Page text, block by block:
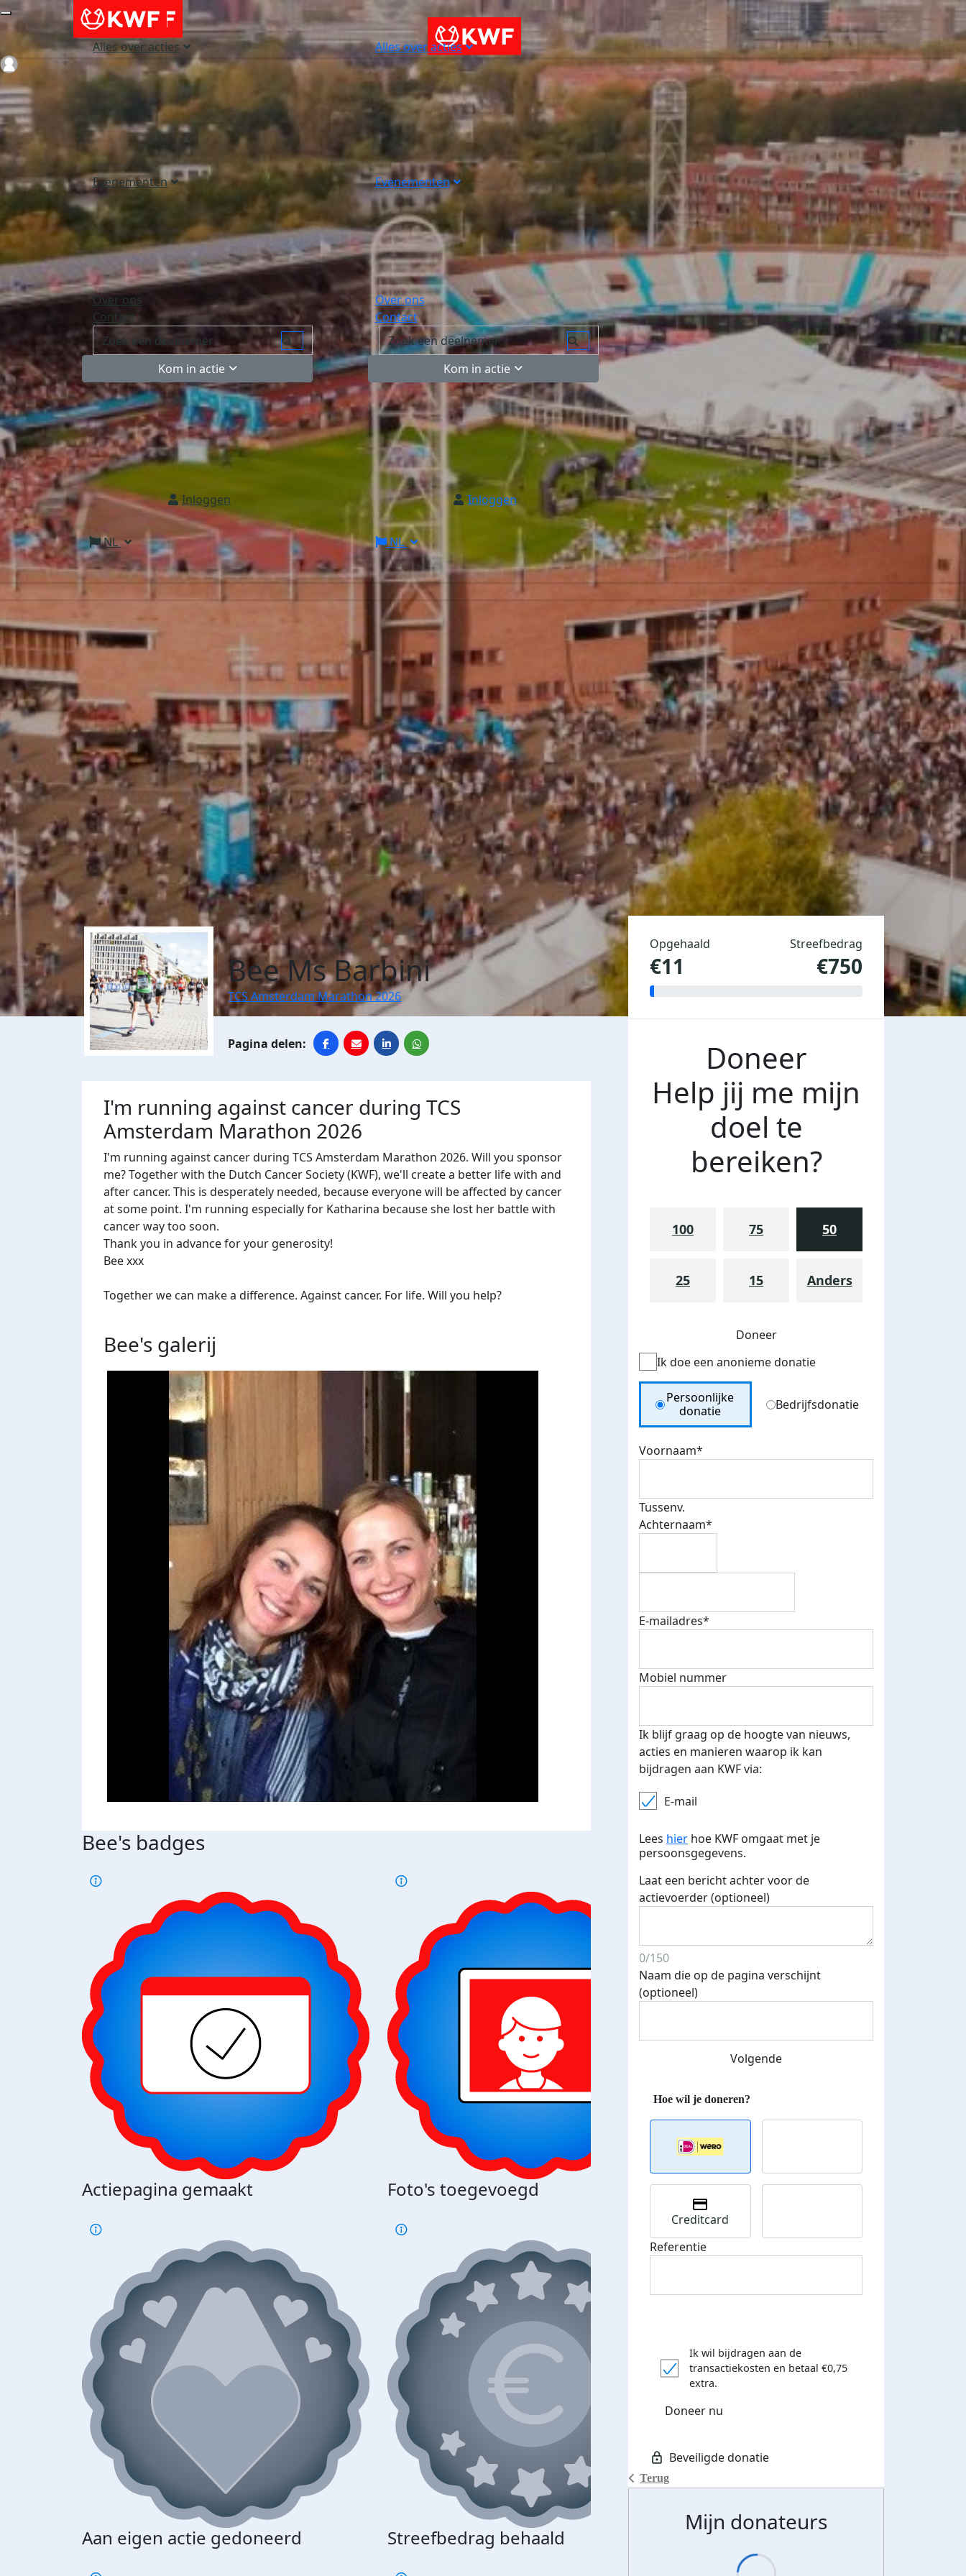
Alles over acties
Evenementen
Over ons
Contact
Kom in actie
Inloggen
NL
Alles over acties
Evenementen
Over ons
Contact
Kom in actie
Inloggen
NL
Login
Bee Ms Barbini
TCS Amsterdam Marathon 2026
I'm running against cancer during TCS
Amsterdam Marathon 2026
I'm running against cancer during TCS Amsterdam Marathon 2026. Will you sponsor
me? Together with the Dutch Cancer Society (KWF), we'll create a better life with and
after cancer. This is desperately needed, because everyone will be affected by cancer
at some point. I'm running especially for Katharina because she lost her battle with
cancer way too soon.
Thank you in advance for your generosity!
Bee xxx
Together we can make a difference. Against cancer. For life. Will you help?
Bee's galerij
Bee's badges
Actiepagina gemaakt Foto's toegevoegd E-mails verstuurd
Aan eigen actie gedoneerd Streefbedrag behaald Streefbedrag verhoogd
€500 euro opgehaald: t-shirt
verdiend
Opgehaald
€11
Streefbedrag
€750
Doneer
Help jij me mijn
doel te
bereiken?
100 75 50
25 15 Anders
Doneer
Ik doe een anonieme donatie
Donation Type
Persoonlijke
donatie
Bedrijfsdonatie
Voornaam*
Tussenv.
Achternaam*
E-mailadres*
Mobiel nummer
Ik blijf graag op de hoogte van nieuws,
acties en manieren waarop ik kan
bijdragen aan KWF via:
E-mail
Lees hier hoe KWF omgaat met je
persoonsgegevens.
Laat een bericht achter voor de
actievoerder (optioneel)
0/150
Naam die op de pagina verschijnt
(optioneel)
Volgende
Terug
Creditcard
Referentie
Ik wil bijdragen aan de
transactiekosten en betaal €0,75
extra.
Doneer nu
Mijn donateurs